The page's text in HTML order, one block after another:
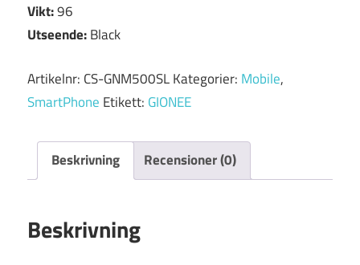
Vikt:96
Utseende:Black
Artikelnr: CS-GNM500SLKategorier: Mobile,
SmartPhone Etikett: GIONEE
Beskrivning Recensioner (0)
Beskrivning